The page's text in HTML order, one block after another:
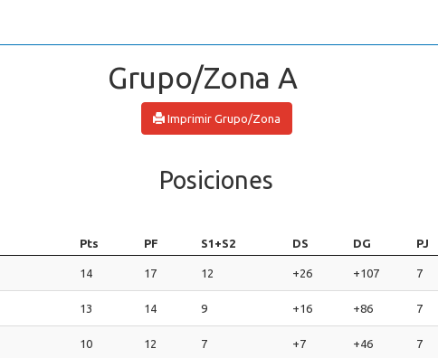
Grupo/Zona A
Imprimir Grupo/Zona
Posiciones
Pts PF S1+S2 DS DG PJ
14 17 12 +26 +107 7
13 14 9 +16 +86 7
10 12 7 +7 +46 7